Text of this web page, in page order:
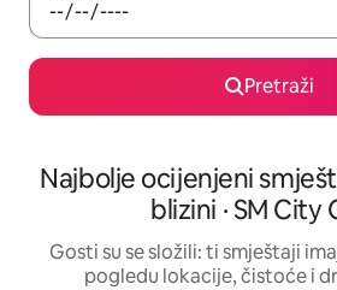
Pretraži
Najbolje ocijenjeni
blizini · SM City
Gosti su se složili: ti smještaji
pogledu lokacije, čistoće i